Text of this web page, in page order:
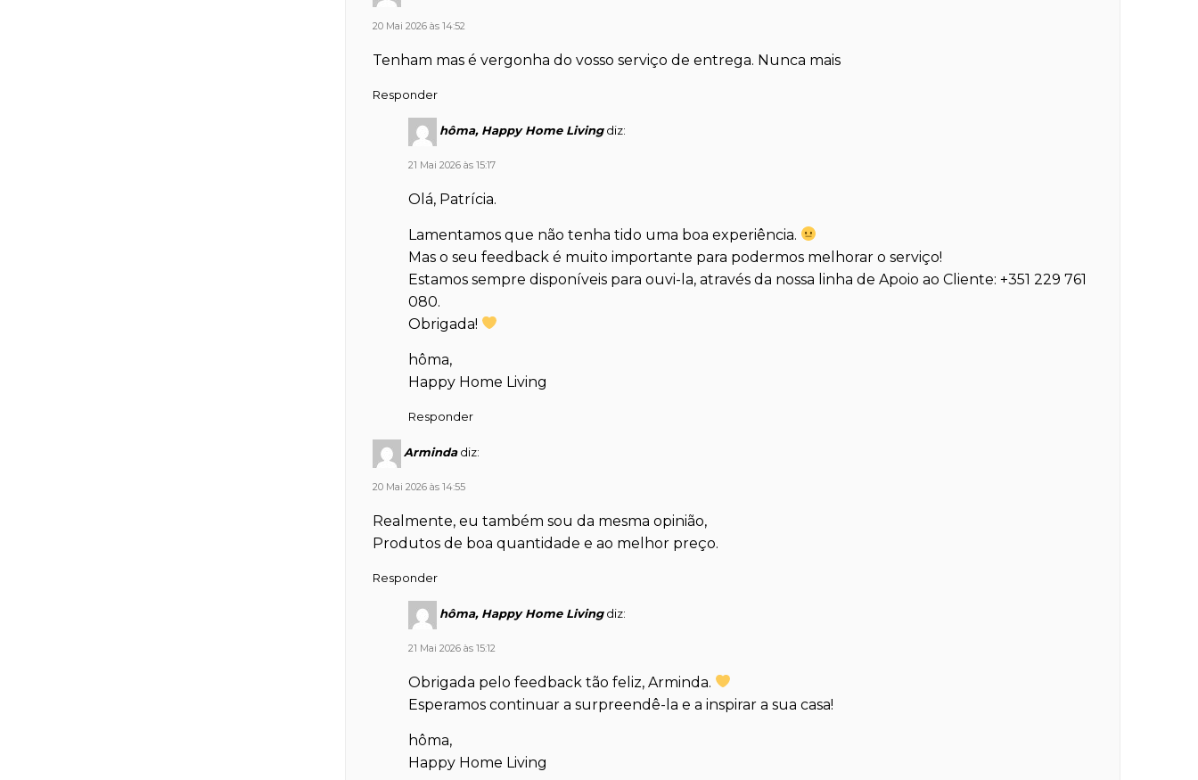
20 Mai 2026 às 14:52
Tenham mas é vergonha do vosso serviço de entrega. Nunca mais
Responder
hôma, Happy Home Living diz:
21 Mai 2026 às 15:17
Olá, Patrícia.
Lamentamos que não tenha tido uma boa experiência.
Mas o seu feedback é muito importante para podermos melhorar o serviço!
Estamos sempre disponíveis para ouvi-la, através da nossa linha de Apoio ao Cliente: +351 229 761
080.
Obrigada!
hôma,
Happy Home Living
Responder
Arminda diz:
20 Mai 2026 às 14:55
Realmente, eu também sou da mesma opinião,
Produtos de boa quantidade e ao melhor preço.
Responder
hôma, Happy Home Living diz:
21 Mai 2026 às 15:12
Obrigada pelo feedback tão feliz, Arminda.
Esperamos continuar a surpreendê-la e a inspirar a sua casa!
hôma,
Happy Home Living